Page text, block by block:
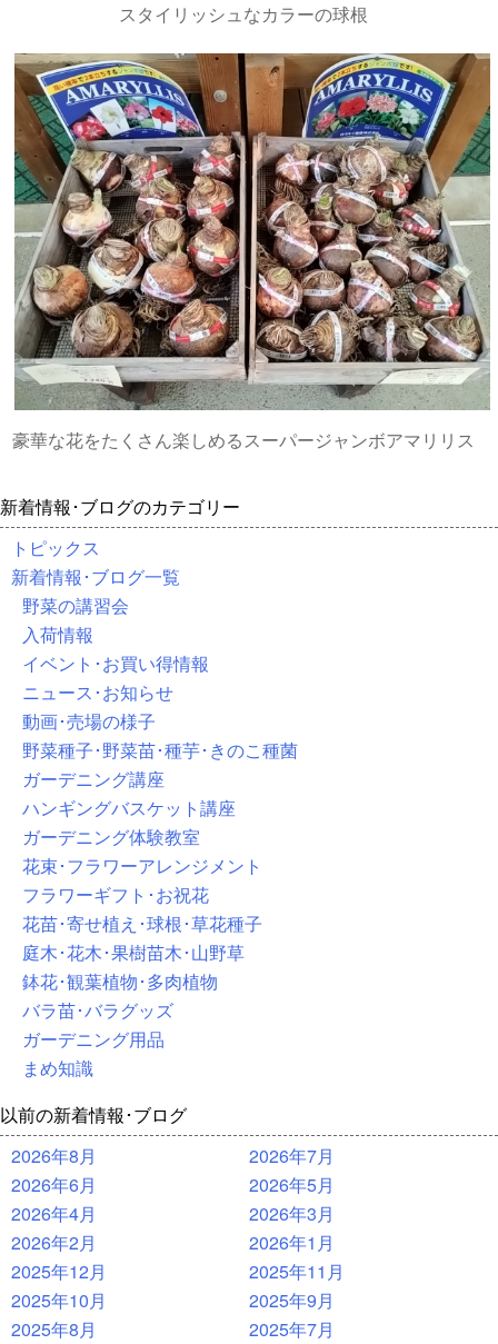
スタイリッシュなカラーの球根
豪華な花をたくさん楽しめるスーパージャンボアマリリス
新着情報･ブログのカテゴリー
トピックス
新着情報･ブログ一覧
野菜の講習会
入荷情報
イベント･お買い得情報
ニュース･お知らせ
動画･売場の様子
野菜種子･野菜苗･種芋･きのこ種菌
ガーデニング講座
ハンギングバスケット講座
ガーデニング体験教室
花束･フラワーアレンジメント
フラワーギフト･お祝花
花苗･寄せ植え･球根･草花種子
庭木･花木･果樹苗木･山野草
鉢花･観葉植物･多肉植物
バラ苗･バラグッズ
ガーデニング用品
まめ知識
以前の新着情報･ブログ
2026年8月
2026年7月
2026年6月
2026年5月
2026年4月
2026年3月
2026年2月
2026年1月
2025年12月
2025年11月
2025年10月
2025年9月
2025年8月
2025年7月